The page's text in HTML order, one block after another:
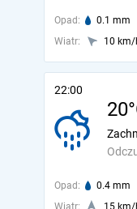
Opad: 0.1 mm
Wiatr:
10 km/
22:00
Opad: 0.4 mm
Wiatr:
15 km/